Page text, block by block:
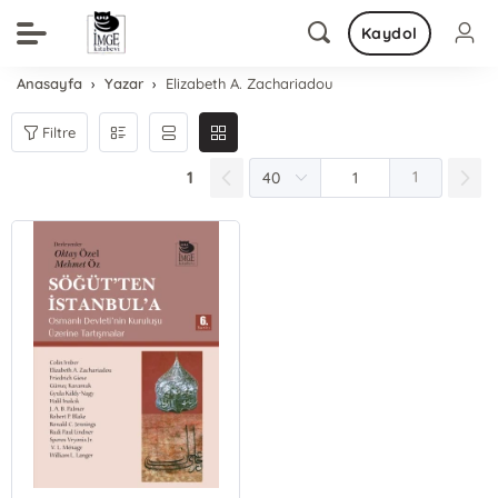
Kaydol
Anasayfa Yazar Elizabeth A. Zachariadou
Filtre
1 1